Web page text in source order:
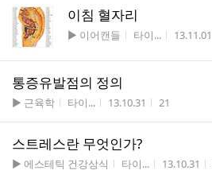
이침 혈자리
게시판명
▶ 이어캔들 작성자
타이... 작성시간
13.11.01
통증유발점의 정의
게시판명
▶ 근육학 작성자
타이... 작성시간
13.10.31 조회수
21
스트레스란 무엇인가?
게시판명
▶ 에스테틱 건강상식 작성자
타이... 작성시간
13.10.31